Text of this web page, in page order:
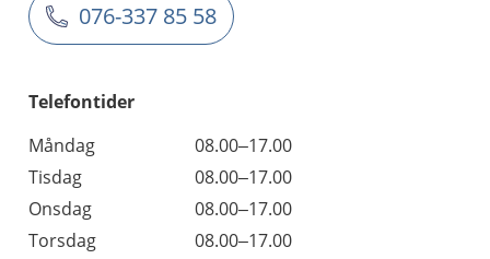
076-337 85 58
Telefontider
Måndag
08.00–17.00
Tisdag
08.00–17.00
Onsdag
08.00–17.00
Torsdag
08.00–17.00